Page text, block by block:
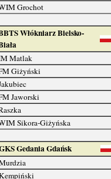
Grochot
Włókniarz Bielsko-
Matlak
Giżyński
Jaworski
Sikora-Giżyńska
Gedania Gdańsk